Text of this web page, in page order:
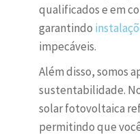
qualificados e em
garantindo
impecáveis.
Além disso, somos
sustentabilidade.
solar fotovoltaica
permitindo que